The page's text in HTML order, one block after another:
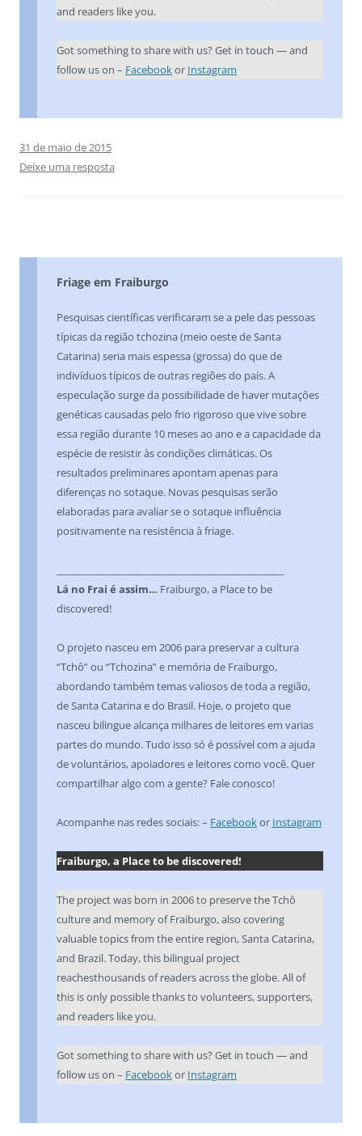
and readers like you.
Got something to share with us? Get in touch — and
follow us on – Facebookor Instagram
31 de maio de 2015
Deixe uma resposta
Friage em Fraiburgo
Pesquisas científicas verificaram se a pele das pessoas
típicas da região tchozina (meio oeste de Santa
Catarina) seria mais espessa (grossa) do que de
indivíduos típicos de outras regiões do país. A
especulação surge da possibilidade de haver mutações
genéticas causadas pelo frio rigoroso que vive sobre
essa região durante 10 meses ao ano e a capacidade da
espécie de resistir às condições climáticas. Os
resultados preliminares apontam apenas para
diferenças no sotaque. Novas pesquisas serão
elaboradas para avaliar se o sotaque influência
positivamente na resistência à friage.
Lá no Frai é assim… Fraiburgo, a Place to be
discovered!
O projeto nasceu em 2006 para preservar a cultura
“Tchô” ou “Tchozina” e memória de Fraiburgo,
abordando também temas valiosos de toda a região,
de Santa Catarina e do Brasil. Hoje, o projeto que
nasceu bilingue alcança milhares de leitores em varias
partes do mundo. Tudo isso só é possível com a ajuda
de voluntários, apoiadores e leitores como você. Quer
compartilhar algo com a gente? Fale conosco!
Acompanhe nas redes sociais: – Facebookor Instagram
Fraiburgo, a Place to be discovered!
The project was born in 2006 to preserve the Tchô
culture and memory of Fraiburgo, also covering
valuable topics from the entire region, Santa Catarina,
and Brazil. Today, this bilingual project
reachesthousands of readers across the globe. All of
this is only possible thanks to volunteers, supporters,
and readers like you.
Got something to share with us? Get in touch — and
follow us on – Facebookor Instagram